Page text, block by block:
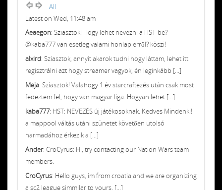
All
Latest on Wed, 11:48 am
Aeaegon: Sziasztok! Hogy lehet nevezni a HST-be?
@kaba777 van esetleg valami honlap erről? köszi!
alxird: Sziasztok, annyit akarok tudni hogy láttam, lehet itt
regisztrálni azt hogy streamer vagyok, én leginkább [...]
Meja: Sziasztok! Valahogy 1 év starcraftezés után csak most
fedeztem fel, hogy van magyar liga. Hogyan lehet [...]
kaba777: HST: NEVEZÉS új játékosoknak. Kedves Mindenki!
a mappool váltás utáni szünetet követően utolsó
harmadához érkezik a [...]
Ander: CroCyrus: Hi, try contacting our Nation Wars team
members.
CroCyrus: Hello guys, im from croatia and we are organizing
a sc2 league simmilar to yours, [...]